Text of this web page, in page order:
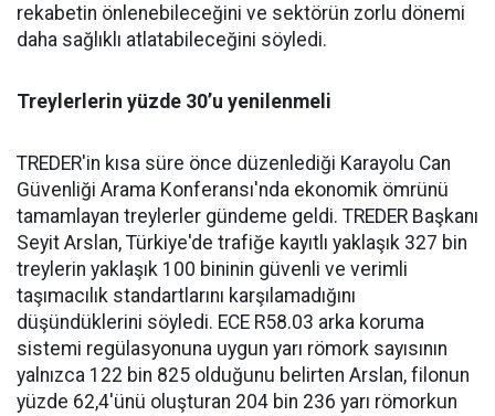
rekabetin önlenebileceğini ve sektörün zorlu dönemi
daha sağlıklı atlatabileceğini söyledi.
Treylerlerin yüzde 30’u yenilenmeli
TREDER'in kısa süre önce düzenlediği Karayolu Can
Güvenliği Arama Konferansı'nda ekonomik ömrünü
tamamlayan treylerler gündeme geldi. TREDER Başkanı
Seyit Arslan, Türkiye'de trafiğe kayıtlı yaklaşık 327 bin
treylerin yaklaşık 100 bininin güvenli ve verimli
taşımacılık standartlarını karşılamadığını
düşündüklerini söyledi. ECE R58.03 arka koruma
sistemi regülasyonuna uygun yarı römork sayısının
yalnızca 122 bin 825 olduğunu belirten Arslan, filonun
yüzde 62,4'ünü oluşturan 204 bin 236 yarı römorkun